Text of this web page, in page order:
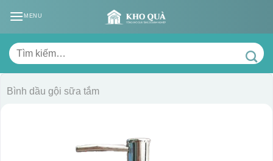
MENU
Tìm
kiếm:
Bình dầu gội sữa tắm